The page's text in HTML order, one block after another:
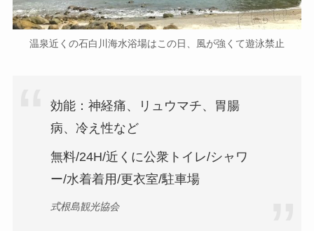
温泉近くの石白川海水浴場はこの日、風が強くて遊泳禁止
効能：神経痛、リュウマチ、胃腸
病、冷え性など
無料/24H/近くに公衆トイレ/シャワ
ー/水着着用/更衣室/駐車場
式根島観光協会